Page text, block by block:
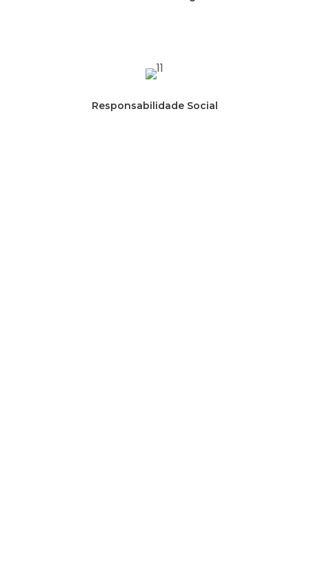
Responsabilidade Social